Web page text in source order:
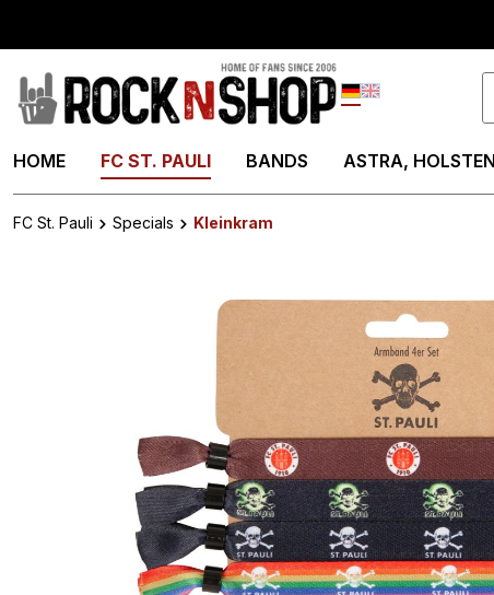
Deutsch
HOME FC ST. PAULI BANDS ASTRA,
FC St. Pauli Specials
Kleinkram